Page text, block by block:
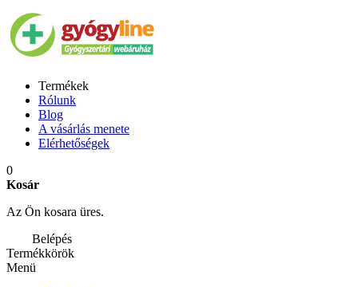
Termékek
Rólunk
Blog
A vásárlás menete
Elérhetőségek
0
Kosár
Az Ön kosara üres.
Belépés
Termékkörök
Menü